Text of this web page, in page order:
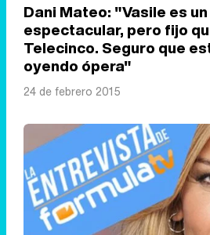
Dani Mateo: "Vasile es
espectacular, pero fijo
Telecinco. Seguro que
oyendo ópera"
24 de febrero 2015